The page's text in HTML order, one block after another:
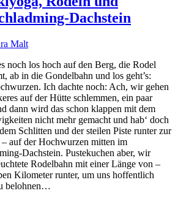
Dachstein
Malt
noch los hoch auf den Berg, die Rodel
ab in die Gondelbahn und los geht’s:
Ich dachte noch: Ach, wir gehen
auf der Hütte schlemmen, ein paar
dann wird das schon klappen mit dem
nicht mehr gemacht und hab‘ doch
Schlitten und der steilen Piste runter zur
auf der Hochwurzen mitten im
Dachstein. Pustekuchen aber, wir
Rodelbahn mit einer Länge von –
Kilometer runter, um uns hoffentlich
belohnen…